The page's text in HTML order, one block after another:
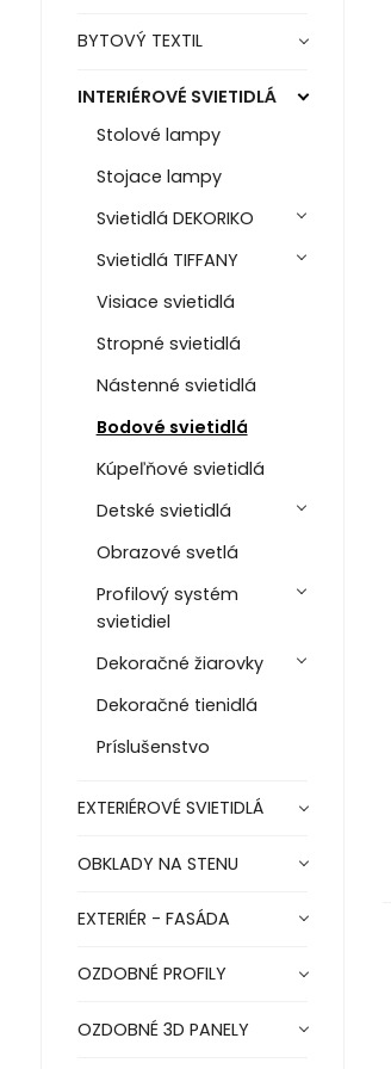
BYTOVÝ TEXTIL
INTERIÉROVÉ SVIETIDLÁ
Stolové lampy
Stojace lampy
Svietidlá DEKORIKO
Svietidlá TIFFANY
Visiace svietidlá
Stropné svietidlá
Nástenné svietidlá
Bodové svietidlá
Kúpeľňové svietidlá
Detské svietidlá
Obrazové svetlá
Profilový systém
svietidiel
Dekoračné žiarovky
Dekoračné tienidlá
Príslušenstvo
EXTERIÉROVÉ SVIETIDLÁ
OBKLADY NA STENU
EXTERIÉR - FASÁDA
OZDOBNÉ PROFILY
OZDOBNÉ 3D PANELY